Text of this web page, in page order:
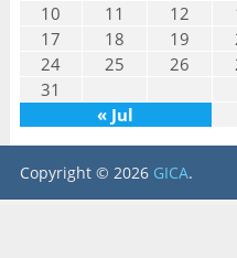
10
11 12
17
18 19
24
25 26
31
« Jul
Copyright © 2026 GICA.